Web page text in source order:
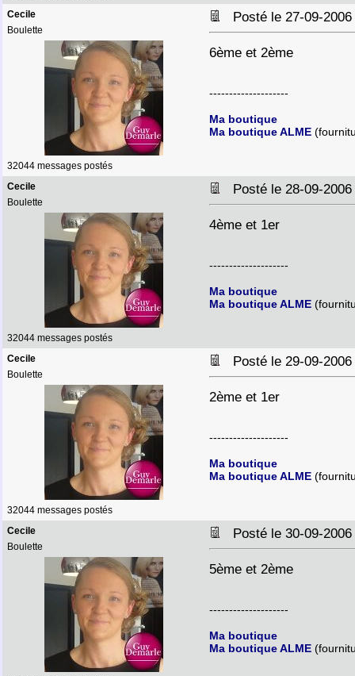
Cecile
Boulette
32044 messages postés
Posté le 27-09-
6ème et 2ème
--------------------
Ma boutique
Ma boutique ALME
Cecile
Boulette
32044 messages postés
Posté le 28-09-
4ème et 1er
--------------------
Ma boutique
Ma boutique ALME
Cecile
Boulette
32044 messages postés
Posté le 29-09-
2ème et 1er
--------------------
Ma boutique
Ma boutique ALME
Cecile
Boulette
Posté le 30-09-
5ème et 2ème
--------------------
Ma boutique
Ma boutique ALME